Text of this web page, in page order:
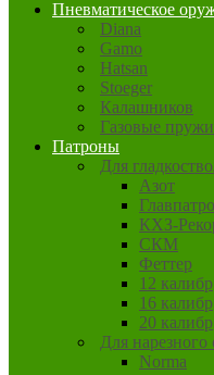
Пневматическое
Diana
Gamo
Hatsan
Stoeger
Калашников
Газовые
Патроны
Для
Азот
КХЗ-
СКМ
Феттер
12 калибр
16 калибр
20 калибр
Для
Norma